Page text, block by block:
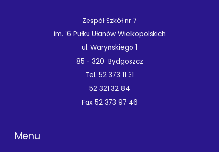
Zespół Szkół nr 7
im. 16 Pułku Ułanów Wielkopolskich
ul. Waryńskiego 1
85 - 320 Bydgoszcz
Tel. 52 373 11 31
52 321 32 84
Fax 52 373 97 46
Menu